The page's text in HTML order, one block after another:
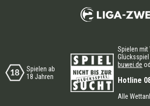
Spielen ab
18 Jahren
Spielen mit
buwei.de
Hotline
Alle